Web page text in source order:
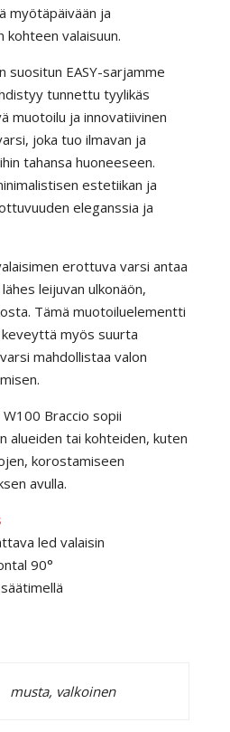
myötäpäivään ja
kohteen valaisuun.
suositun EASY-sarjamme
tunnettu tyylikäs
muotoilu ja innovatiivinen
joka tuo ilmavan ja
tahansa huoneeseen.
estetiikan ja
eleganssia ja
erottuva varsi antaa
leijuvan ulkonäön,
Tämä muotoiluelementti
myös suurta
mahdollistaa valon
W100 Braccio sopii
alueiden tai kohteiden, kuten
korostamiseen
avulla.
led valaisin
90°
musta, valkoinen